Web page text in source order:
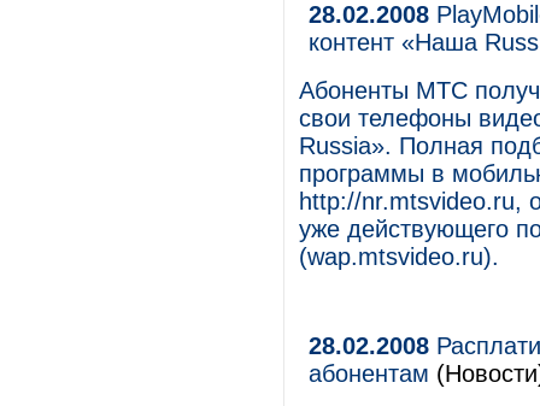
28.02.2008
контент «Наша
Абоненты МТС
свои телефоны
Russia». Полная
программы в
http://nr.mtsvideo.ru,
уже действующего
(wap.mtsvideo.ru).
28.02.2008
абонентам